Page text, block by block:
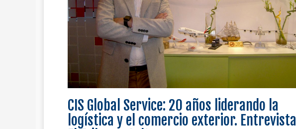
CIS Global Service: 20 años liderando la
logística y el comercio exterior. Entrevista